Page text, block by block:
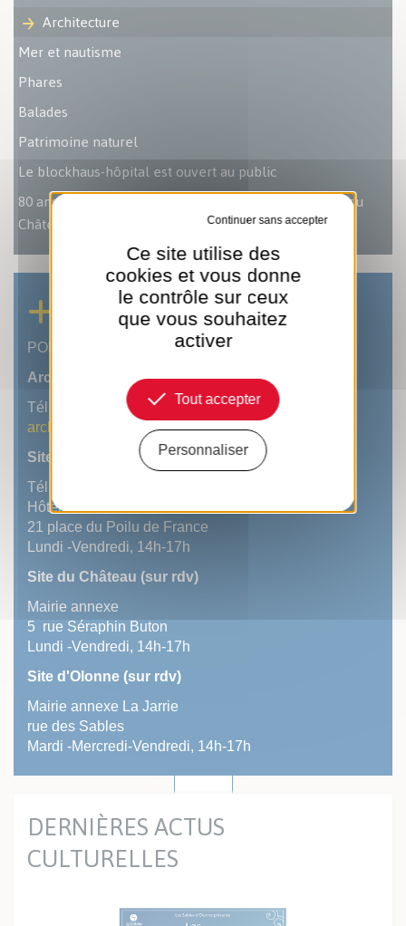
Architecture
Mer et nautisme
Phares
Balades
Patrimoine naturel
Le blockhaus-hôpital est ouvert au public
80 ans Libération des Sables - La bataille des Portes du
Château
INFOS PRATIQUES
POLE PROXIMITE
Archives
Tél : 02 51 23 16 06
archives@lessablesdolonne.fr
Site des Sables
Tél : 02 51 23 16 06
Hôtel de Ville
21 place du Poilu de France
Lundi -Vendredi, 14h-17h
Site du Château (sur rdv)
Mairie annexe
5 rue Séraphin Buton
Lundi -Vendredi, 14h-17h
Site d'Olonne (sur rdv)
Mairie annexe La Jarrie
rue des Sables
Mardi -Mercredi-Vendredi, 14h-17h
DERNIÈRES ACTUS
CULTURELLES
Ce site utilise des
cookies et vous donne
le contrôle sur ceux
que vous souhaitez
activer
Tout accepter
Tout refuser
Personnaliser